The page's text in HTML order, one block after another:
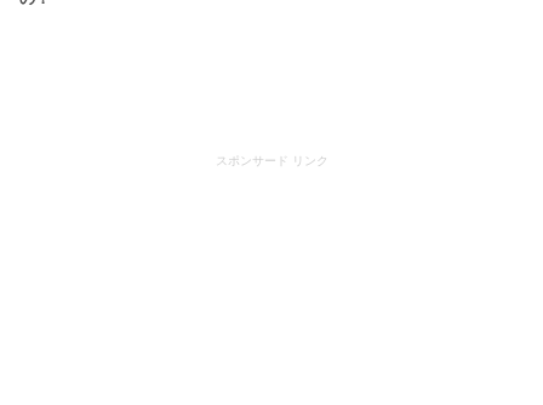
スポンサード リンク